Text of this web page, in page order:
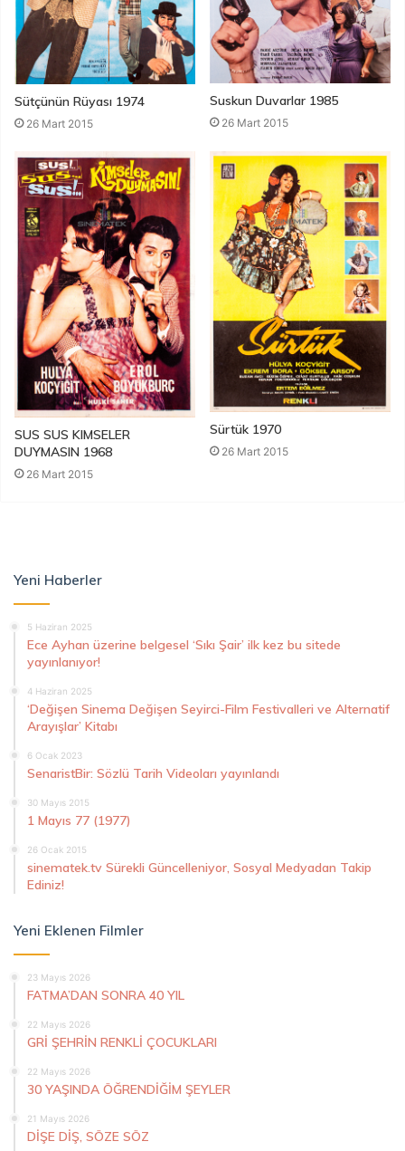
Sütçünün Rüyası 1974
26 Mart 2015
Suskun Duvarlar 1985
26 Mart 2015
SUS SUS KIMSELER
DUYMASIN 1968
26 Mart 2015
Sürtük 1970
26 Mart 2015
Yeni Haberler
5 Haziran 2025
Ece Ayhan üzerine belgesel ‘Sıkı Şair’ ilk kez bu sitede
yayınlanıyor!
4 Haziran 2025
‘Değişen Sinema Değişen Seyirci-Film Festivalleri ve Alternatif
Arayışlar’ Kitabı
6 Ocak 2023
SenaristBir: Sözlü Tarih Videoları yayınlandı
30 Mayıs 2015
1 Mayıs 77 (1977)
26 Ocak 2015
sinematek.tv Sürekli Güncelleniyor, Sosyal Medyadan Takip
Ediniz!
Yeni Eklenen Filmler
23 Mayıs 2026
FATMA’DAN SONRA 40 YIL
22 Mayıs 2026
GRİ ŞEHRİN RENKLİ ÇOCUKLARI
22 Mayıs 2026
30 YAŞINDA ÖĞRENDİĞİM ŞEYLER
21 Mayıs 2026
DİŞE DİŞ, SÖZE SÖZ